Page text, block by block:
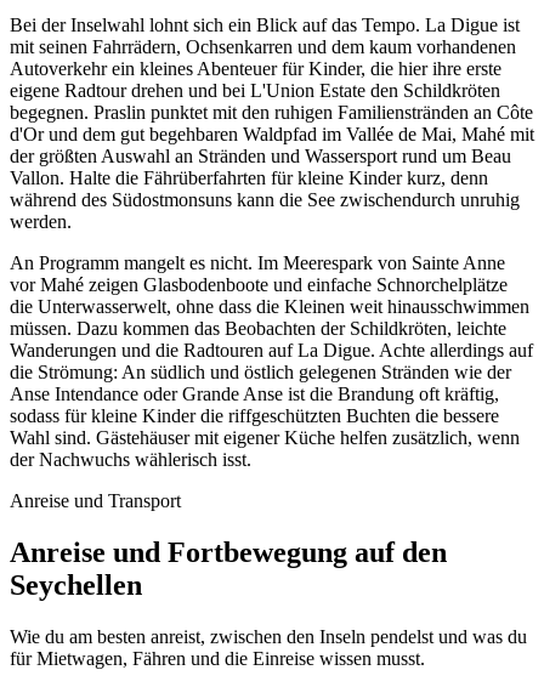
Bei der Inselwahl lohnt sich ein Blick auf das Tempo. La Digue ist
mit seinen Fahrrädern, Ochsenkarren und dem kaum vorhandenen
Autoverkehr ein kleines Abenteuer für Kinder, die hier ihre erste
eigene Radtour drehen und bei L'Union Estate den Schildkröten
begegnen. Praslin punktet mit den ruhigen Familienstränden an Côte
d'Or und dem gut begehbaren Waldpfad im Vallée de Mai, Mahé mit
der größten Auswahl an Stränden und Wassersport rund um Beau
Vallon. Halte die Fährüberfahrten für kleine Kinder kurz, denn
während des Südostmonsuns kann die See zwischendurch unruhig
werden.
An Programm mangelt es nicht. Im Meerespark von Sainte Anne
vor Mahé zeigen Glasbodenboote und einfache Schnorchelplätze
die Unterwasserwelt, ohne dass die Kleinen weit hinausschwimmen
müssen. Dazu kommen das Beobachten der Schildkröten, leichte
Wanderungen und die Radtouren auf La Digue. Achte allerdings auf
die Strömung: An südlich und östlich gelegenen Stränden wie der
Anse Intendance oder Grande Anse ist die Brandung oft kräftig,
sodass für kleine Kinder die riffgeschützten Buchten die bessere
Wahl sind. Gästehäuser mit eigener Küche helfen zusätzlich, wenn
der Nachwuchs wählerisch isst.
Anreise und Transport
Anreise und Fortbewegung auf den
Seychellen
Wie du am besten anreist, zwischen den Inseln pendelst und was du
für Mietwagen, Fähren und die Einreise wissen musst.